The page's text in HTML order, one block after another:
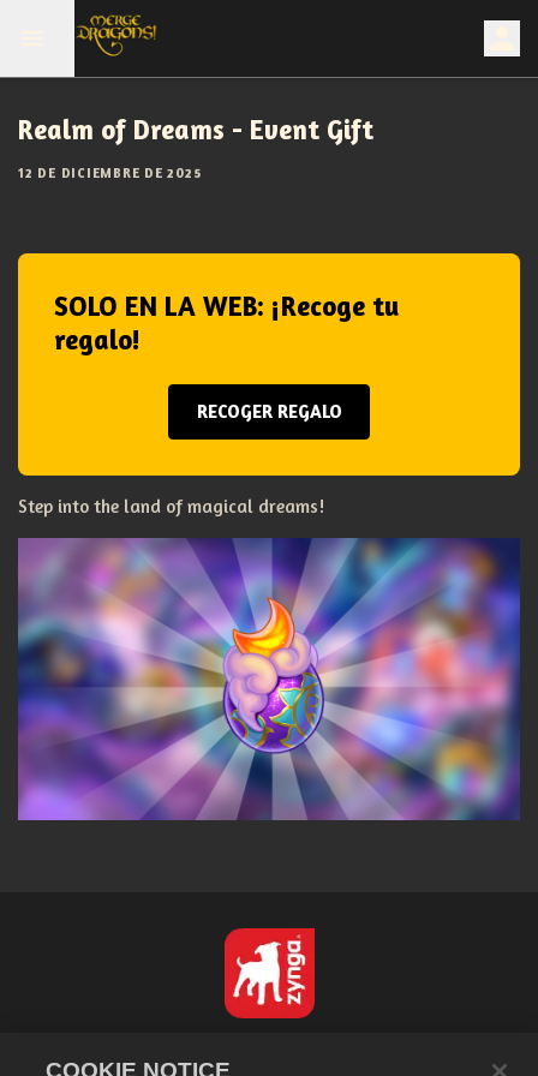
Realm of Dreams - Event Gift
12 DE DICIEMBRE DE 2025
SOLO EN LA WEB: ¡Recoge tu
regalo!
RECOGER REGALO
Step into the land of magical dreams!
COOKIE NOTICE